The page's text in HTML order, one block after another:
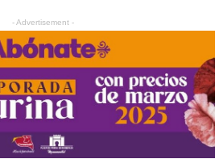
- Advertisement -